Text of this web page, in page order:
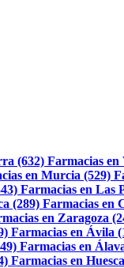
(632) Farmacias en
en Murcia (529)
Farmacias en Las
(289) Farmacias en
en Zaragoza
Farmacias en Ávila
Farmacias en
Farmacias en